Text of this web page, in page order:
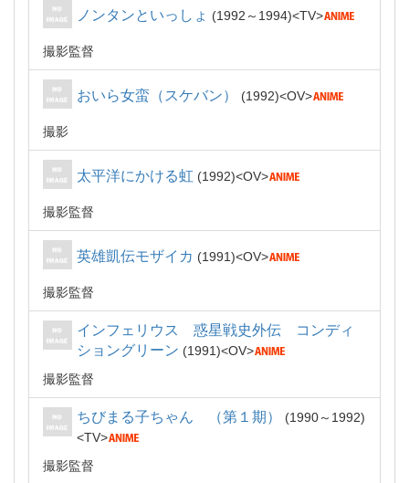
ノンタンといっしょ 1992～1994 TV
撮影監督
おいら女蛮（スケバン） 1992 OV
撮影
太平洋にかける虹 1992 OV
撮影監督
英雄凱伝モザイカ 1991 OV
撮影監督
インフェリウス 惑星戦史外伝 コンディ
ショングリーン
1991
OV
撮影監督
ちびまる子ちゃん （第１期）
1990～1992
TV
撮影監督